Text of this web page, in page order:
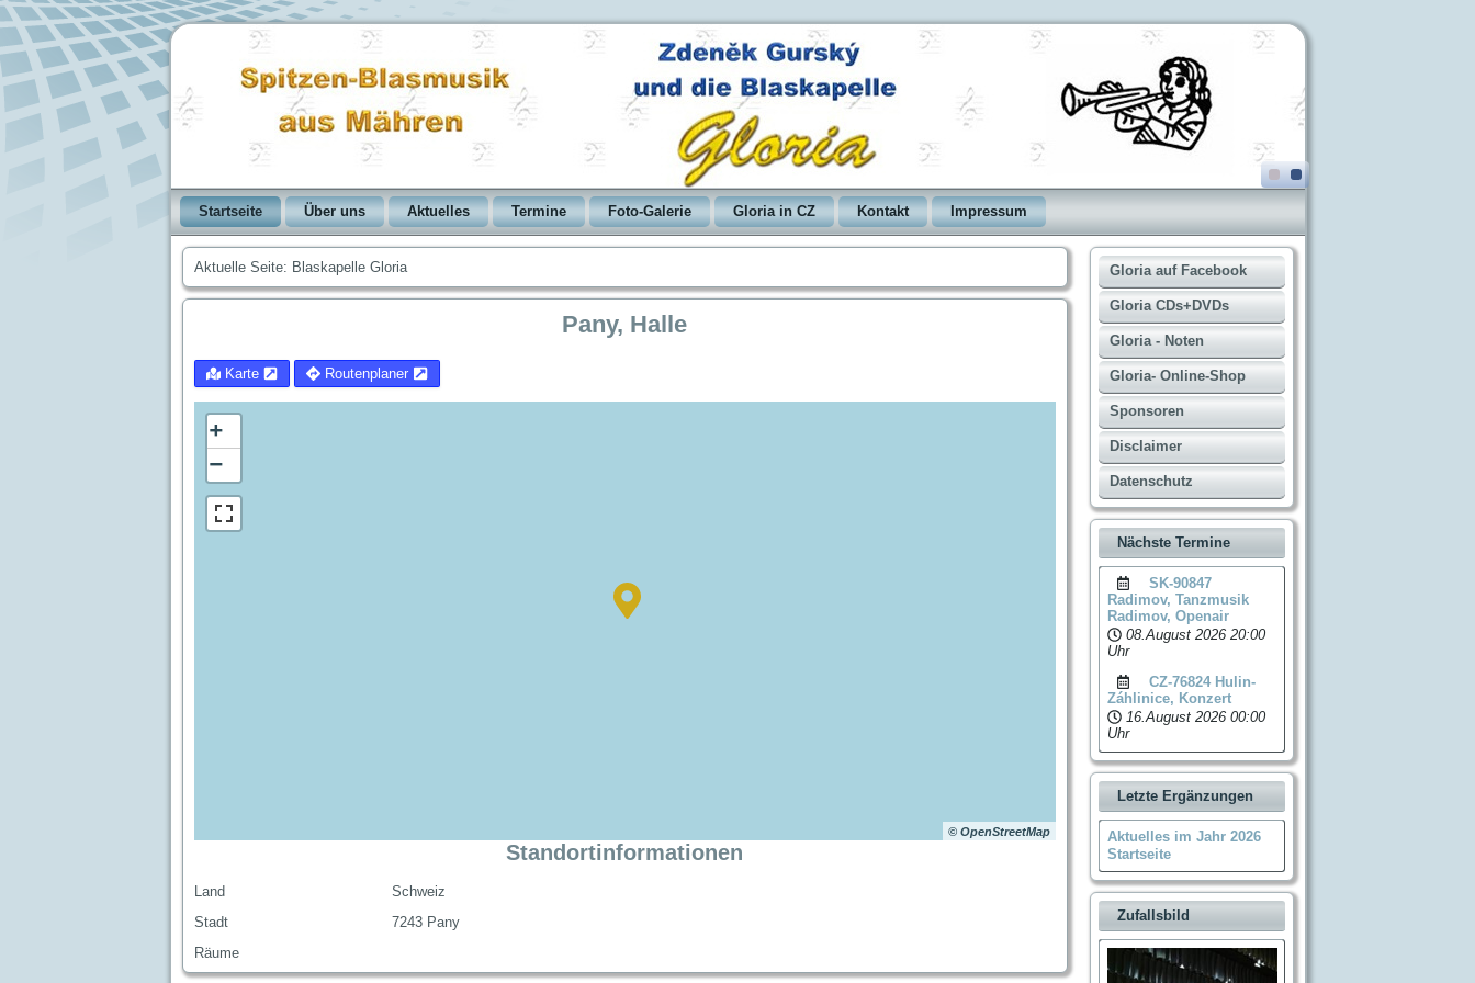
Startseite Über uns Aktuelles Termine Foto-Galerie Gloria in CZ Kontakt Impressum
Aktuelle Seite: Blaskapelle Gloria
Pany, Halle
Karte Routenplaner
+
−
© OpenStreetMap
Standortinformationen
Land
Schweiz
Stadt
7243 Pany
Räume
Gloria auf Facebook
Gloria CDs+DVDs
Gloria - Noten
Gloria- Online-Shop
Sponsoren
Disclaimer
Datenschutz
Nächste Termine
SK-90847
Radimov, Tanzmusik
Radimov, Openair
08.August 2026 20:00
Uhr
CZ-76824 Hulin-
Záhlinice, Konzert
16.August 2026 00:00
Uhr
Letzte Ergänzungen
Aktuelles im Jahr 2026
Startseite
Zufallsbild